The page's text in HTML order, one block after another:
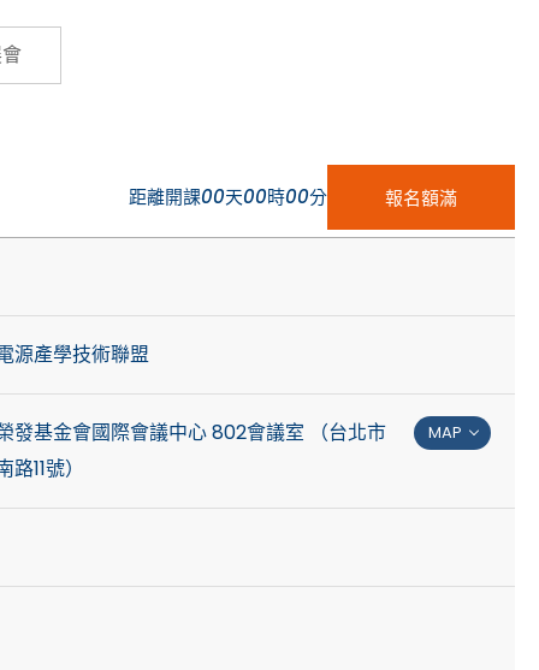
距離開課00天00時00分 報名額滿
源產學技術聯盟
發基金會國際會議中心 802會議室 （台北市
11號）
MAP